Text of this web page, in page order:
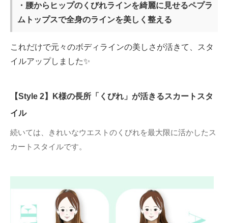
・腰からヒップのくびれラインを綺麗に見せるペプラ
ムトップスで全身のラインを美しく整える
これだけで元々のボディラインの美しさが活きて、スタ
イルアップしました✨
【Style 2】K様の長所「くびれ」が活きるスカートスタ
イル
続いては、きれいなウエストのくびれを最大限に活かしたス
カートスタイルです。